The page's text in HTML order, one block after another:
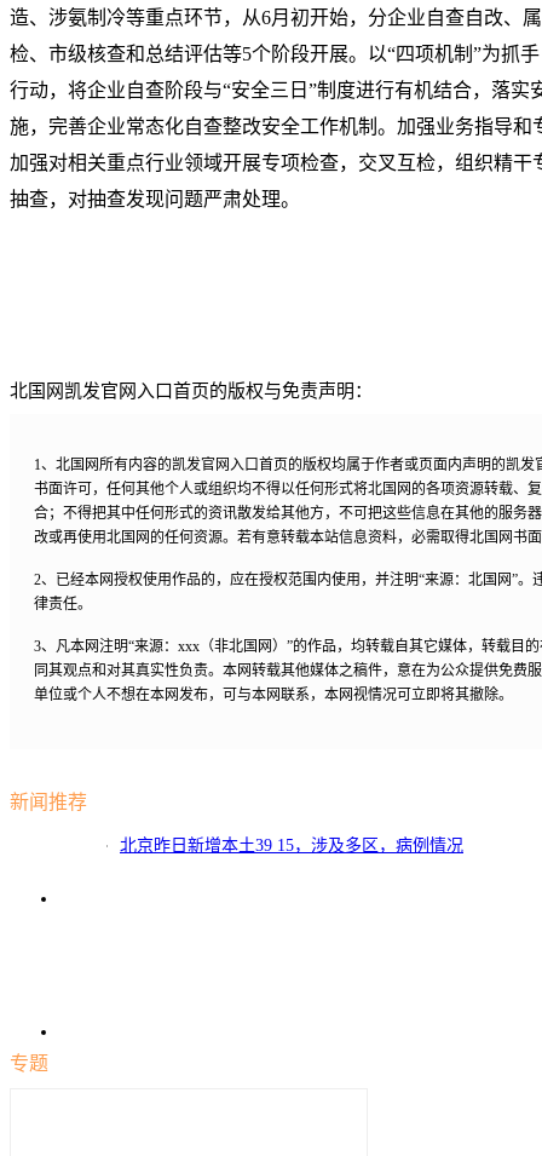
造、涉氨制冷等重点环节，从6月初开始，分企业自查自改、
检、市级核查和总结评估等5个阶段开展。以“四项机制”为抓
行动，将企业自查阶段与“安全三日”制度进行有机结合，落实
施，完善企业常态化自查整改安全工作机制。加强业务指导和
加强对相关重点行业领域开展专项检查，交叉互检，组织精干
抽查，对抽查发现问题严肃处理。
北国网凯发官网入口首页的版权与免责声明：
1、北国网所有内容的凯发官网入口首页的版权均属于作者或页面内声明的凯
书面许可，任何其他个人或组织均不得以任何形式将北国网的各项资源转载、
合；不得把其中任何形式的资讯散发给其他方，不可把这些信息在其他的服务
改或再使用北国网的任何资源。若有意转载本站信息资料，必需取得北国网书
2、已经本网授权使用作品的，应在授权范围内使用，并注明“来源：北国网”
律责任。
3、凡本网注明“来源：xxx（非北国网）”的作品，均转载自其它媒体，转载目
同其观点和对其真实性负责。本网转载其他媒体之稿件，意在为公众提供免费
单位或个人不想在本网发布，可与本网联系，本网视情况可立即将其撤除。
新闻推荐
北京昨日新增本土39 15，涉及多区，病例情况
专题